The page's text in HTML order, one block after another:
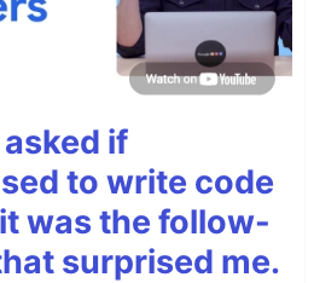
if
to write code
was the follow-
surprised me.